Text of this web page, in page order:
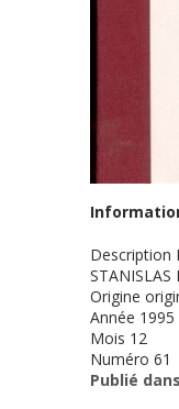
Description
STANISLAS
Origine
Année 1995
Mois 12
Numéro 61
Publié dans